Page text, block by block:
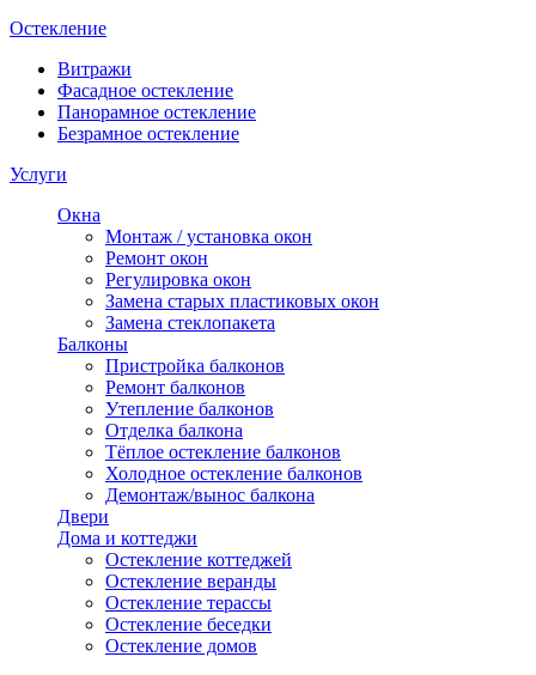
Остекление
Витражи
Фасадное остекление
Панорамное остекление
Безрамное остекление
Услуги
Окна
Монтаж / установка окон
Ремонт окон
Регулировка окон
Замена старых пластиковых окон
Замена стеклопакета
Балконы
Пристройка балконов
Ремонт балконов
Утепление балконов
Отделка балкона
Тёплое остекление балконов
Холодное остекление балконов
Демонтаж/вынос балкона
Двери
Дома и коттеджи
Остекление коттеджей
Остекление веранды
Остекление терассы
Остекление беседки
Остекление домов